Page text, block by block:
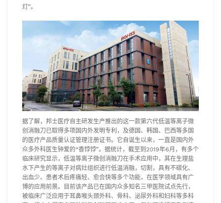
灯”。
据了解，邦士医疗自主研发生产推出的这一款第六代低温等离子微
创消融刀已取得多项国内外发明专利，及德国、韩国、巴西等多国
的医疗产品质量认证管理注册证书。它自诞生以来，一直是国内外
众多外科医生钟爱的“香饽饽”。据统计，截至到2019年6月，有多个
临床研究显示，低温等离子微创消融刀在手术应用中，其在生理盐
水下产生的等离子对病灶组织进行低温消融，切割，具有不碳化、
出血少、患者术后疼痛轻、愈合快等多个功能，在医学领域具有广
博的应用前景。目前该产品已在国内众多知名三甲医院试点先行，
被临床广泛应用于耳鼻喉头颈外科、骨科、泌尿外科和妇科等多科